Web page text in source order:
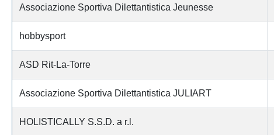
Associazione Sportiva Dilettantistica Jeunesse
hobbysport
ASD Rit-La-Torre
Associazione Sportiva Dilettantistica JULIART
HOLISTICALLY S.S.D. a r.l.